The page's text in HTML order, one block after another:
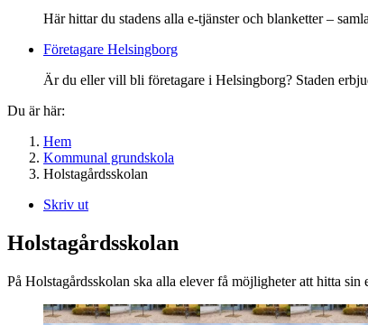
Här hittar du stadens alla e-tjänster och blanketter –
Företagare Helsingborg
Är du eller vill bli företagare i Helsingborg? Staden
Du är här:
Hem
Kommunal grundskola
Holstagårdsskolan
Skriv ut
Holstagårdsskolan
På Holstagårdsskolan ska alla elever få möjligheter att hitta